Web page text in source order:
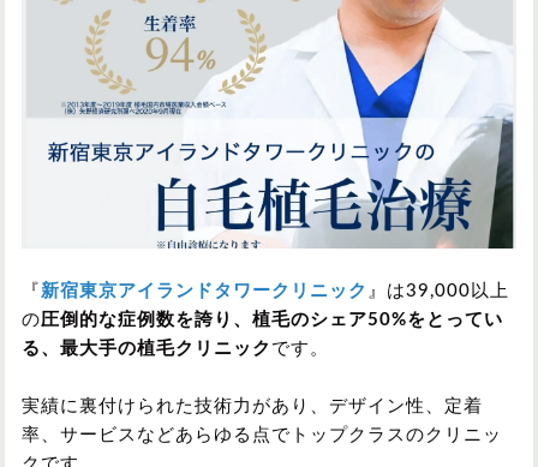
『 新宿東京アイランドタワークリニック 』は39,000以上
の圧倒的な症例数を誇り、植毛のシェア50%をとってい
る、最大手の植毛クリニック です。
実績に裏付けられた技術力があり、デザイン性、定着
率、サービスなどあらゆる点でトップクラスのクリニッ